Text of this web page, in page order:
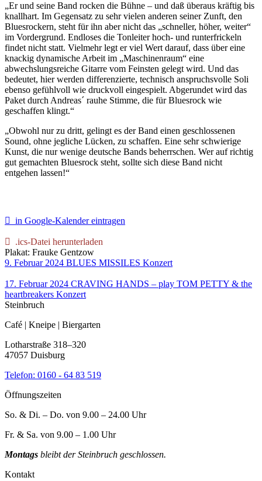
„Er und seine Band rocken die Bühne – und daß überaus kräftig bis
knallhart. Im Gegensatz zu sehr vielen anderen seiner Zunft, den
Bluesrockern, steht für ihn aber nicht das „schneller, höher, weiter“
im Vordergrund. Endloses die Tonleiter hoch- und runterfrickeln
findet nicht statt. Vielmehr legt er viel Wert darauf, dass über eine
knackig dynamische Arbeit im „Maschinenraum“ eine
abwechslungsreiche Gitarre vom Feinsten gelegt wird. Und das
bedeutet, hier werden differenzierte, technisch anspruchsvolle Soli
ebenso gefühlvoll wie druckvoll eingespielt. Abgerundet wird das
Paket durch Andreas´ rauhe Stimme, die für Bluesrock wie
geschaffen klingt.“
„Obwohl nur zu dritt, gelingt es der Band einen geschlossenen
Sound, ohne jegliche Lücken, zu schaffen. Eine sehr schwierige
Kunst, die nur wenige deutsche Bands beherrschen. Wer auf richtig
gut gemachten Bluesrock steht, sollte sich diese Band nicht
entgehen lassen!“
in Google-Kalender eintragen
.ics-Datei herunterladen
Plakat: Frauke Gentzow
9. Februar 2024 BLUES MISSILES Konzert
17. Februar 2024 CRAVING HANDS – play TOM PETTY & the
heartbreakers Konzert
Steinbruch
Café | Kneipe | Biergarten
Lotharstraße 318–320
47057 Duisburg
Telefon: 0160 - 64 83 519
Öffnungszeiten
So. & Di. – Do. von 9.00 – 24.00 Uhr
Fr. & Sa. von 9.00 – 1.00 Uhr
Montags bleibt der Steinbruch geschlossen.
Kontakt